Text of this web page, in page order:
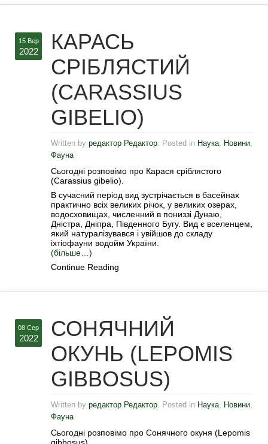
15 Вер
2022
КАРАСЬ
СРІБЛЯСТИЙ
(CARASSIUS
GIBELIO)
Written by редактор Редактор . Posted in Наука Новини
Фауна
Сьогодні розповімо про Карася сріблястого
(Carassius gibelio).
В сучасний період вид зустрічається в басейнах
практично всіх великих річок, у великих озерах,
водосховищах, численний в пониззі Дунаю,
Дністра, Дніпра, Південного Бугу. Вид є вселенцем,
який натуралізувався і увійшов до складу
іхтіофауни водойм України.
(більше…)
Continue Reading
08 Сер
2022
СОНЯЧНИЙ
ОКУНЬ (LEPOMIS
GIBBOSUS)
Written by редактор Редактор . Posted in Наука Новини
Фауна
Сьогодні розповімо про Сонячного окуня (Lepomis
gibbosus).